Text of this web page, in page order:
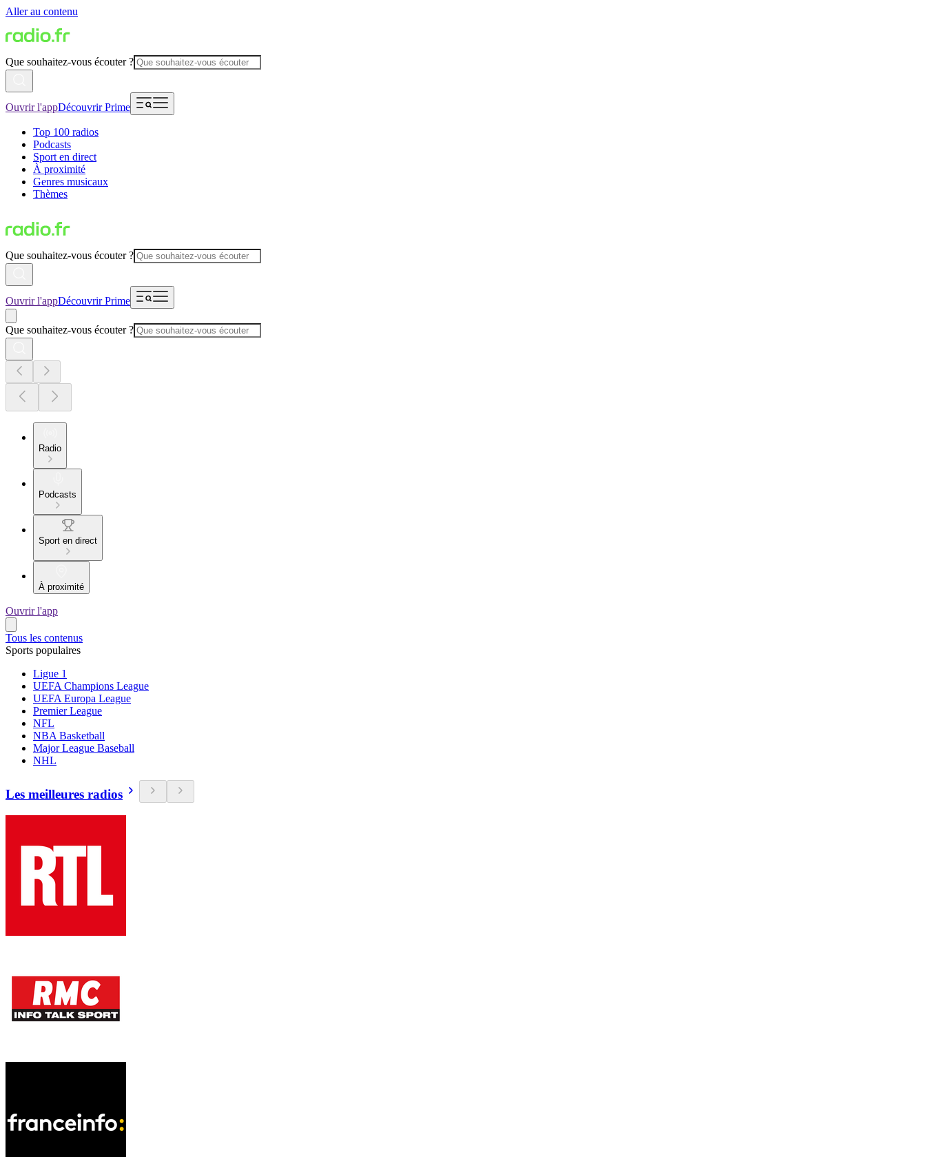
Aller au contenu
Que souhaitez-vous écouter ?
Ouvrir l'appDécouvrir Prime
Top 100 radios
Podcasts
Sport en direct
À proximité
Genres musicaux
Thèmes
Que souhaitez-vous écouter ?
Ouvrir l'appDécouvrir Prime
Que souhaitez-vous écouter ?
Radio
Podcasts
Sport en direct
À proximité
Ouvrir l'app
Tous les contenus
Sports populaires
Ligue 1
UEFA Champions League
UEFA Europa League
Premier League
NFL
NBA Basketball
Major League Baseball
NHL
Les meilleures radios